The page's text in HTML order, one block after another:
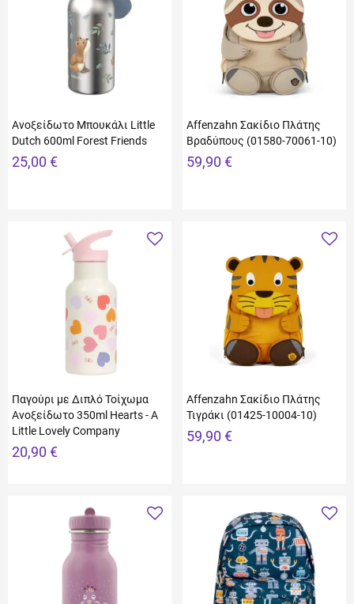
Ανοξείδωτο Μπουκάλι Little
Dutch 600ml Forest Friends
25,00 €
Affenzahn Σακίδιο Πλάτης
Βραδύπους (01580-70061-10)
59,90 €
Παγούρι με Διπλό Τοίχωμα
Ανοξείδωτο 350ml Hearts - A
Little Lovely Company
20,90 €
Affenzahn Σακίδιο Πλάτης
Τιγράκι (01425-10004-10)
59,90 €